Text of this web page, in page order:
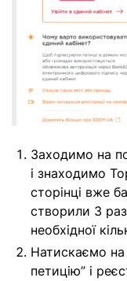
Заходимо на
і знаходимо
сторінці вже
створили 3
необхідної
Натискаємо
петицію” і